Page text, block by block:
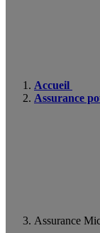
Accueil
Assurance
Assurance